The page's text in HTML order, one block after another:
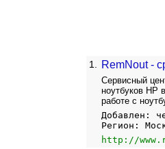
1. RemNout -
Сервисный
ноутбуков HP
работе с
Добавлен:
Регион:
http://